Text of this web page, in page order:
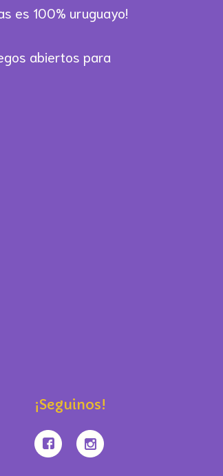
es 100% uruguayo!
abiertos para
¡Seguinos!